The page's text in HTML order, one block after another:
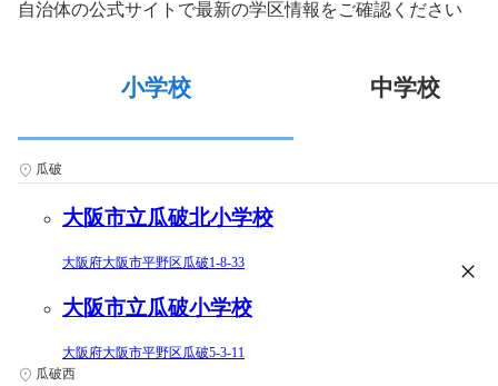
自治体の公式サイトで最新の学区情報をご確認ください
小学校 中学校
瓜破
大阪市立瓜破北小学校
大阪府大阪市平野区瓜破1-8-33
大阪市立瓜破小学校
大阪府大阪市平野区瓜破5-3-11
瓜破西